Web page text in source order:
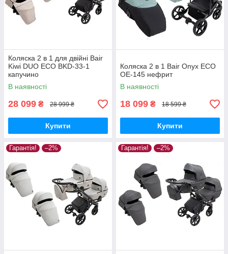
Коляска 2 в 1 для двійні Bair
Kiwi DUO ECO BKD-33-1
капучино
В наявності
28 099 ₴ 28 999 ₴
Купити
Коляска 2 в 1 Bair Onyx ECO
OE-145 нефрит
В наявності
18 099 ₴ 18 599 ₴
Купити
Гарантія! –2% Гарантія! –2%